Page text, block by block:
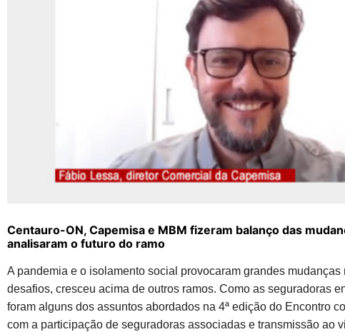
Centauro-ON, Capemisa e MBM fizeram balanço das
analisaram o futuro do ramo
A pandemia e o isolamento social provocaram grandes
desafios, cresceu acima de outros ramos. Como as seguradoras
foram alguns dos assuntos abordados na 4ª edição do Encontro
com a participação de seguradoras associadas e transmissão ao